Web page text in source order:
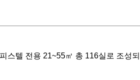
스텔 전용 21~55㎡ 총 116실로 조성